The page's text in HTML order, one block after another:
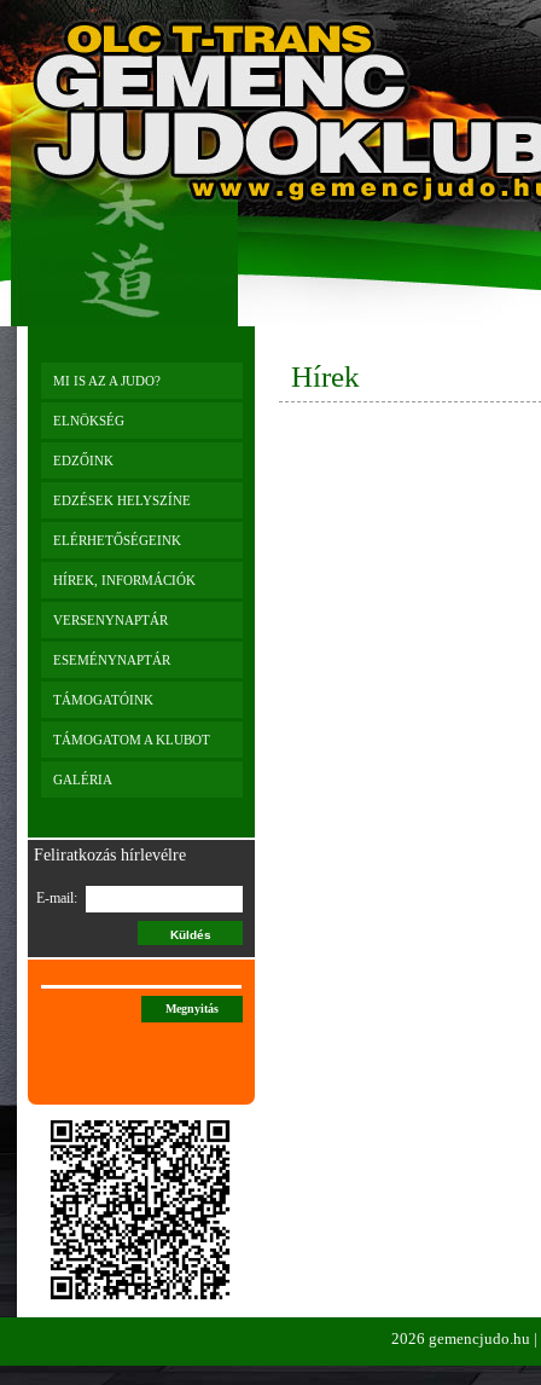
MI IS AZ A JUDO?
ELNÖKSÉG
EDZŐINK
EDZÉSEK HELYSZÍNE
ELÉRHETŐSÉGEINK
HÍREK, INFORMÁCIÓK
VERSENYNAPTÁR
ESEMÉNYNAPTÁR
TÁMOGATÓINK
TÁMOGATOM A KLUBOT
GALÉRIA
Feliratkozás hírlevélre
E-mail:
Megnyitás
Hírek
2026 gemencjudo.hu |